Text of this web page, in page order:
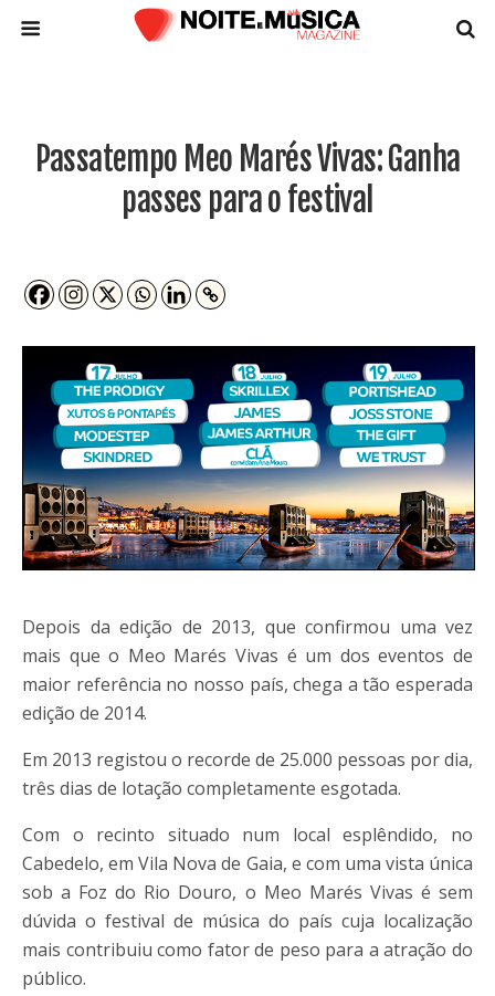
Passatempo Meo Marés Vivas: Ganha
passes para o festival
Depois da edição de 2013, que confirmou uma vez
mais que o Meo Marés Vivas é um dos eventos de
maior referência no nosso país, chega a tão esperada
edição de 2014.
Em 2013 registou o recorde de 25.000 pessoas por dia,
três dias de lotação completamente esgotada.
Com o recinto situado num local esplêndido, no
Cabedelo, em Vila Nova de Gaia, e com uma vista única
sob a Foz do Rio Douro, o Meo Marés Vivas é sem
dúvida o festival de música do país cuja localização
mais contribuiu como fator de peso para a atração do
público.